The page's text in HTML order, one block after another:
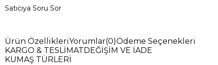
Satıcıya Soru Sor
Ürün ÖzellikleriYorumlar(0)Ödeme Seçenekleri
KARGO & TESLİMATDEĞİŞİM VE İADE
KUMAŞ TÜRLERİ